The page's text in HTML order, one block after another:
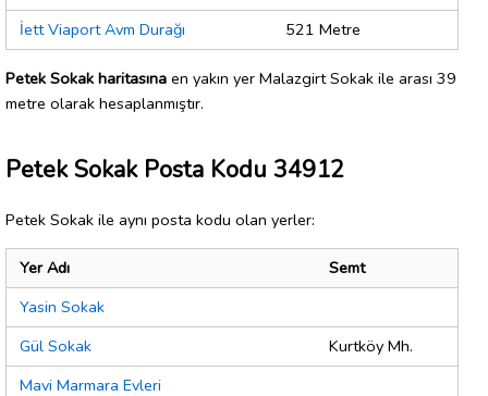
İett Viaport Avm Durağı
521 Metre
Petek Sokak haritasına en yakın yer Malazgirt Sokak ile arası 39
metre olarak hesaplanmıştır.
Petek Sokak Posta Kodu 34912
Petek Sokak ile aynı posta kodu olan yerler:
Yer Adı
Semt
Yasin Sokak
Gül Sokak
Kurtköy Mh.
Mavi Marmara Evleri